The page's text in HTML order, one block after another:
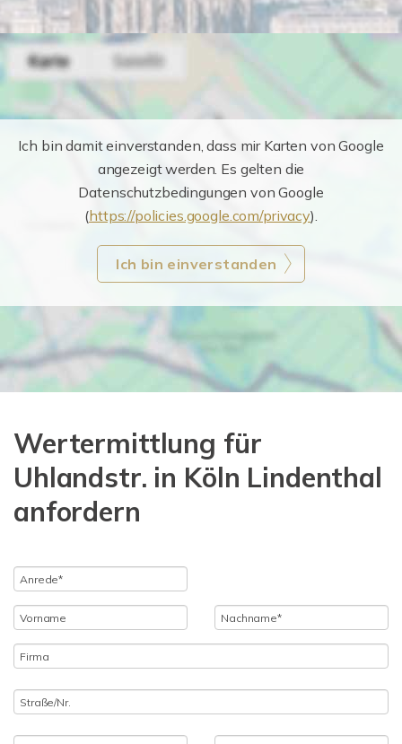
Ich bin damit einverstanden, dass mir Karten von Google
angezeigt werden. Es gelten die
Datenschutzbedingungen von Google
(https://policies.google.com/privacy).
Ich bin einverstanden
Wertermittlung für
Uhlandstr. in Köln Lindenthal
anfordern